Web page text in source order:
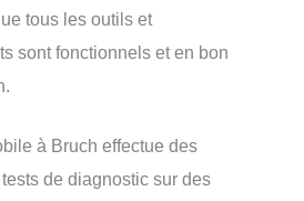
tous les outils et
sont fonctionnels et en bon
à Bruch effectue des
de diagnostic sur des